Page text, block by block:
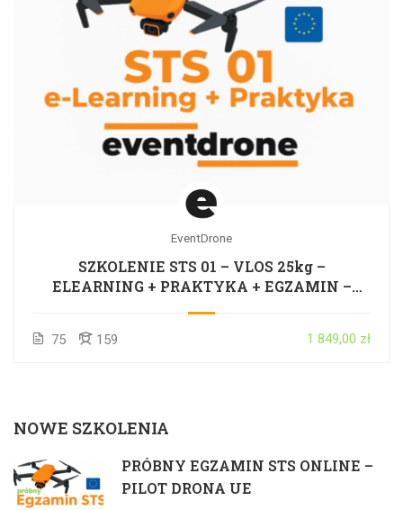
EventDrone
SZKOLENIE STS 01 – VLOS 25kg –
ELEARNING + PRAKTYKA + EGZAMIN –
75 159 1 849,00 zł
NOWE SZKOLENIA
PRÓBNY EGZAMIN STS ONLINE –
PILOT DRONA UE